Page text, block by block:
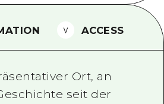
Download
ACCESS
Ort, an
seit der